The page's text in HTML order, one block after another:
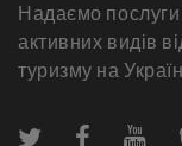
Надаємо послуги
активних видів
туризму на